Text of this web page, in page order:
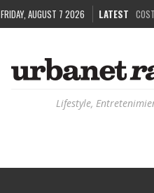
FRIDAY, AUGUST 7 2026 LATEST
Lifestyle,